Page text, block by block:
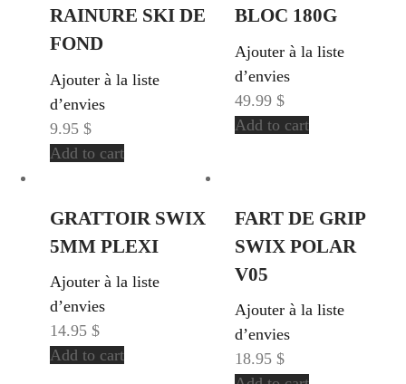
RAINURE SKI DE
FOND
Ajouter à la liste
d’envies
9.95 $
Add to cart
BLOC 180G
Ajouter à la liste
d’envies
49.99 $
Add to cart
GRATTOIR SWIX
5MM PLEXI
Ajouter à la liste
d’envies
14.95 $
Add to cart
FART DE GRIP
SWIX POLAR
V05
Ajouter à la liste
d’envies
18.95 $